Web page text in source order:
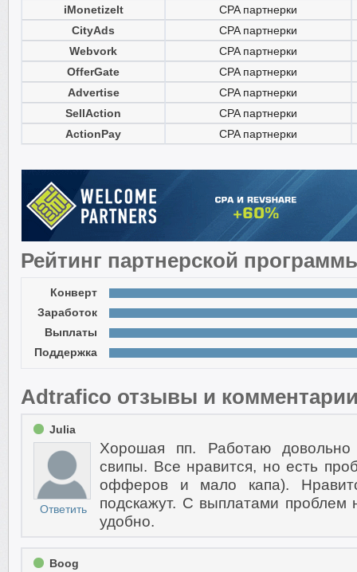
iMonetizeIt
CPA партнерки
CityAds
CPA партнерки
Webvork
CPA партнерки
OfferGate
CPA партнерки
Advertise
CPA партнерки
SellAction
CPA партнерки
ActionPay
CPA партнерки
Рейтинг партнерской
Конверт
Заработок
Выплаты
Поддержка
Adtrafico отзывы и
Julia
Ответить
Хорошая пп. Работаю
свипы. Все нравится, но есть
офферов и мало капа).
подскажут. С выплатами проблем
удобно.
Boog